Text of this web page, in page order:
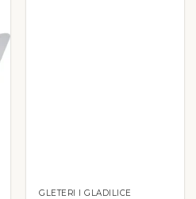
GLETERI I GLADILICE